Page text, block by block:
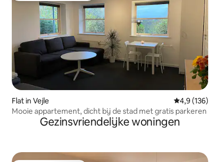
Flat in Vejle Gemiddelde
4,9 (136)
Mooie appartement, dicht bij de stad met gratis parkeren
Gezinsvriendelijke woningen